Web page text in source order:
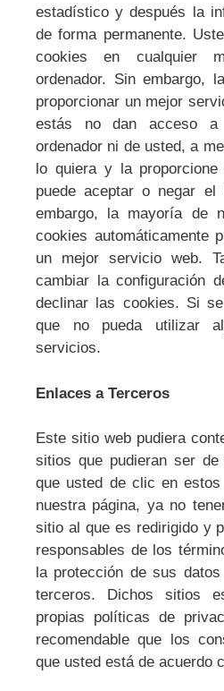
estadístico y después la
de forma permanente.
cookies en cualquier
ordenador. Sin embargo,
proporcionar un mejor
estás no dan acceso a
ordenador ni de usted, a
lo quiera y la proporcione
puede aceptar o negar
embargo, la mayoría de
cookies automáticamente
un mejor servicio web.
cambiar la configuración
declinar las cookies. Si
que no pueda utilizar
servicios.
Enlaces a Terceros
Este sitio web pudiera
sitios que pudieran ser
que usted de clic en
nuestra página, ya no
sitio al que es redirigido y
responsables de los
la protección de sus
terceros. Dichos sitios
propias políticas de
recomendable que los
que usted está de acuerdo